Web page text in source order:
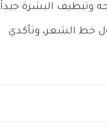
وتنظيف البشرة جيداً
خط الشعر، وتأكدي